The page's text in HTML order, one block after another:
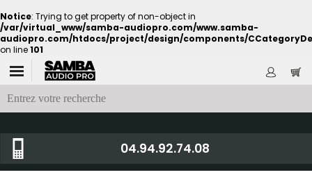
Notice: Trying to get property of non-object in
/var/virtual_www/samba-audiopro.com/www.samba-
audiopro.com/htdocs/project/design/components/
on line101
04.94.92.74.08